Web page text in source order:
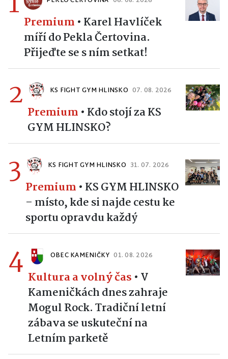
Premium • Karel Havlíček
míří do Pekla Čertovina.
Přijeďte se s ním setkat!
2 KS FIGHT GYM HLINSKO 07. 08. 2026
Premium • Kdo stojí za KS
GYM HLINSKO?
3 KS FIGHT GYM HLINSKO 31. 07. 2026
Premium • KS GYM HLINSKO
– místo, kde si najde cestu ke
sportu opravdu každý
4 OBEC KAMENIČKY 01. 08. 2026
Kultura a volný čas • V
Kameničkách dnes zahraje
Mogul Rock. Tradiční letní
zábava se uskuteční na
Letním parketě